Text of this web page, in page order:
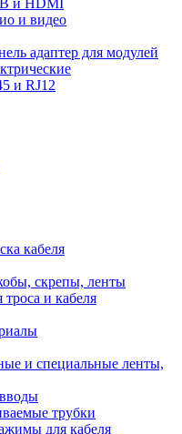
и HDMI
и видео
адаптер для модулей
и RJ12
кабеля
скрепы, ленты
и кабеля
и специальные ленты,
трубки
для кабеля